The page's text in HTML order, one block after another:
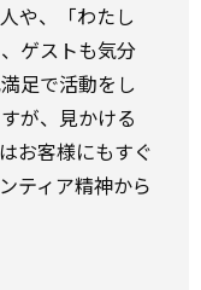
や、「わたし
ゲストも気分
足で活動をし
が、見かける
お客様にもすぐ
ティア精神から